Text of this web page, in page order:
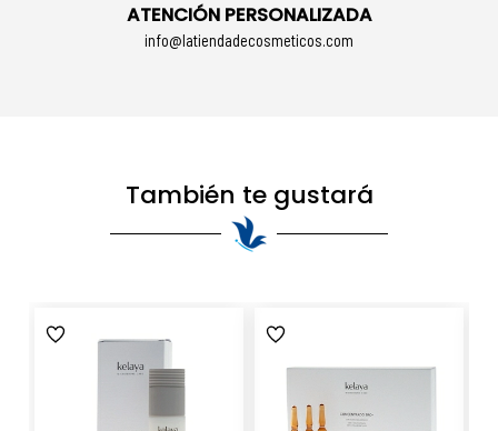
ATENCIÓN PERSONALIZADA
info@latiendadecosmeticos.com
También te gustará